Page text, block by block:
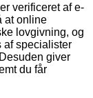
verificeret af e-
at online
lovgivning, og
af specialister
giver
du får